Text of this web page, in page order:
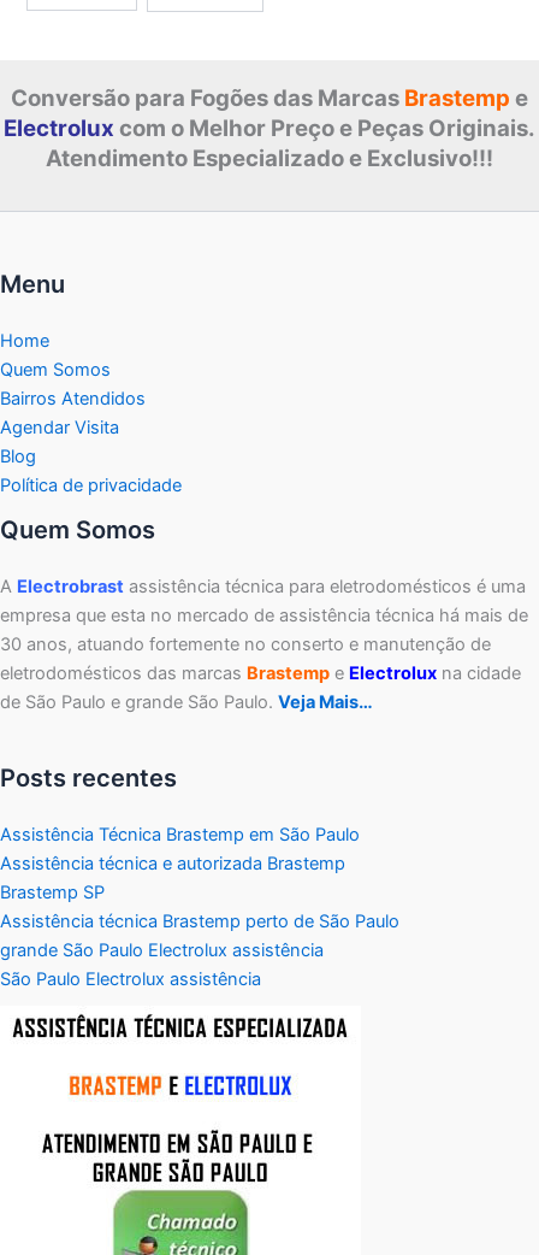
Conversão para Fogões das Marcas Brastemp e
Electrolux com o Melhor Preço e Peças Originais.
Atendimento Especializado e Exclusivo!!!
Menu
Home
Quem Somos
Bairros Atendidos
Agendar Visita
Blog
Política de privacidade
Quem Somos
A Electrobrast assistência técnica para eletrodomésticos é uma
empresa que esta no mercado de assistência técnica há mais de
30 anos, atuando fortemente no conserto e manutenção de
eletrodomésticos das marcas Brastemp e Electrolux na cidade
de São Paulo e grande São Paulo. Veja Mais…
Posts recentes
Assistência Técnica Brastemp em São Paulo
Assistência técnica e autorizada Brastemp
Brastemp SP
Assistência técnica Brastemp perto de São Paulo
grande São Paulo Electrolux assistência
São Paulo Electrolux assistência